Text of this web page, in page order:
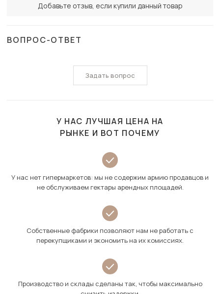
Добавьте отзыв, если купили данный товар
ВОПРОС-ОТВЕТ
Задать вопрос
У НАС ЛУЧШАЯ ЦЕНА НА
РЫНКЕ И ВОТ ПОЧЕМУ
У нас нет гипермаркетов: мы не содержим армию продавцов и
не обслуживаем гектары арендных площадей.
Собственные фабрики позволяют нам не работать с
перекупщиками и экономить на их комиссиях.
Производство и склады сделаны так, чтобы максимально